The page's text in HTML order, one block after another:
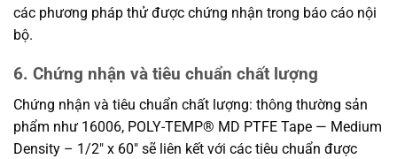
các phương pháp thử được chứng nhận trong báo cáo nội
bộ.
6. Chứng nhận và tiêu chuẩn chất lượng
Chứng nhận và tiêu chuẩn chất lượng: thông thường sản
phẩm như 16006, POLY-TEMP® MD PTFE Tape — Medium
Density – 1/2″ x 60″ sẽ liên kết với các tiêu chuẩn được